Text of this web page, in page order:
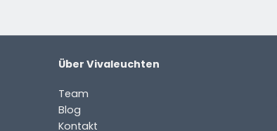
Über Vivaleuchten
Team
Blog
Kontakt